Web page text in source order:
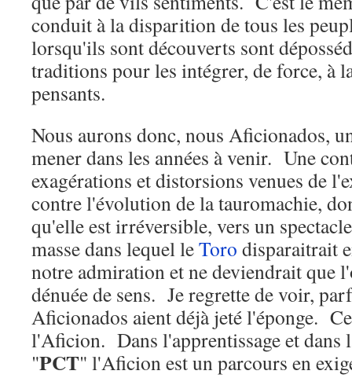
conduit à la disparition de tous les
lorsqu'ils sont découverts sont
traditions pour les intégrer, de force, à
pensants.
Nous aurons donc, nous Aficionados,
mener dans les années à venir. Une
exagérations et distorsions venues de
contre l'évolution de la tauromachie,
qu'elle est irréversible, vers un
masse dans lequel leToro disparaitrait
notre admiration et ne deviendrait que
dénuée de sens. Je regrette de voir,
Aficionados aient déjà jeté l'éponge.
l'Aficion. Dans l'apprentissage et dans
"PCT" l'Aficion est un parcours en